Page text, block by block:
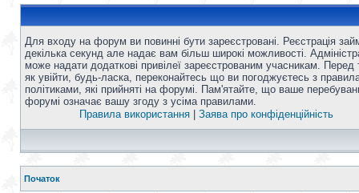
Для входу на форум ви повинні бути зареєстровані. Реєстрація
декілька секунд але надає вам більш широкі можливості.
може надати додаткові привілеї зареєстрованим учасникам. Перед
як увійти, будь-ласка, переконайтесь що ви погоджуєтесь з
політиками, які прийняті на форумі. Пам'ятайте, що ваше
форумі означає вашу згоду з усіма правилами.
Правила використання
Заява про конфіденційність
Початок